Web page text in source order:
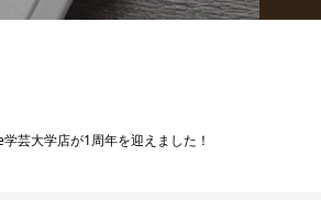
芸大学店が1周年を迎えました！